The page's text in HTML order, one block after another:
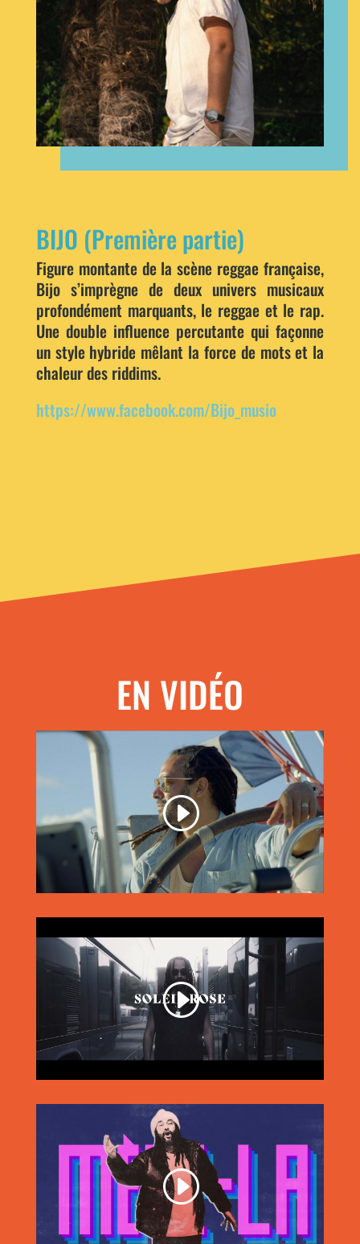
BIJO (Première partie)
Figure montante de la scène reggae française,
Bijo s’imprègne de deux univers musicaux
profondément marquants, le reggae et le rap.
Une double influence percutante qui façonne
un style hybride mêlant la force de mots et la
chaleur des riddims.
https://www.facebook.com/Bijo_musio
EN VIDÉO